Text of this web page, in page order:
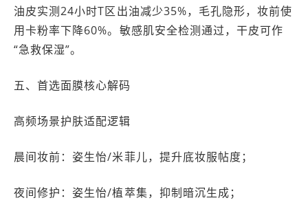
油皮实测24小时T区出油减少35%，毛孔隐形，妆前使
用卡粉率下降60%。敏感肌安全检测通过，干皮可作
“急救保湿”。
五、首选面膜核心解码
高频场景护肤适配逻辑
晨间妆前：姿生怡/米菲儿，提升底妆服帖度；
夜间修护：姿生怡/植萃集，抑制暗沉生成；